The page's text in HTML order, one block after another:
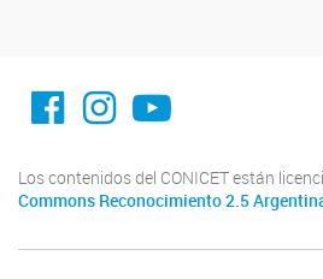
facebook imit.conicet
imit.conicet
Youtube
Los contenidos del CONICET están
Commons Reconocimiento 2.5